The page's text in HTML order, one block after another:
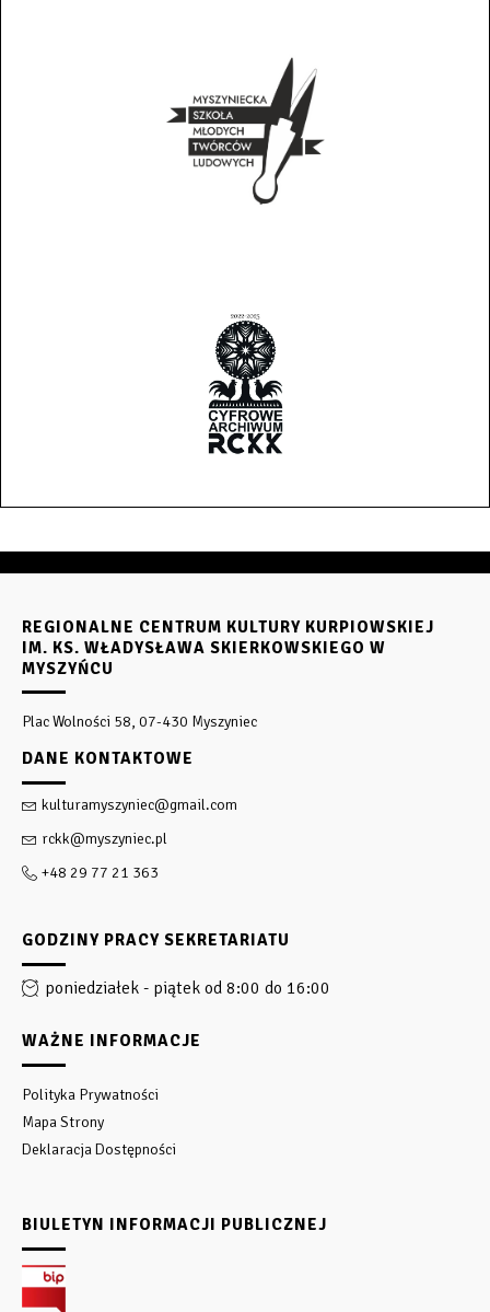
REGIONALNE CENTRUM KULTURY KURPIOWSKIEJ
IM. KS. WŁADYSŁAWA SKIERKOWSKIEGO W
MYSZYŃCU
Plac Wolności 58, 07-430 Myszyniec
DANE KONTAKTOWE
kulturamyszyniec@gmail.com
rckk@myszyniec.pl
+48 29 77 21 363
GODZINY PRACY SEKRETARIATU
poniedziałek - piątek od 8:00 do 16:00
WAŻNE INFORMACJE
Polityka Prywatności
Mapa Strony
Deklaracja Dostępności
BIULETYN INFORMACJI PUBLICZNEJ